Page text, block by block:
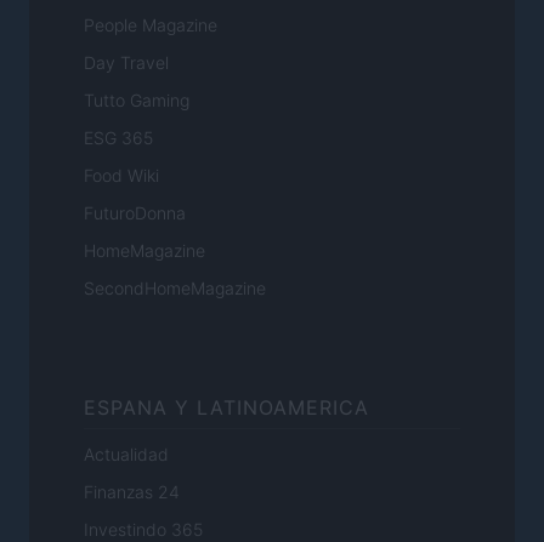
People Magazine
Day Travel
Tutto Gaming
ESG 365
Food Wiki
FuturoDonna
HomeMagazine
SecondHomeMagazine
ESPANA Y LATINOAMERICA
Actualidad
Finanzas 24
Investindo 365